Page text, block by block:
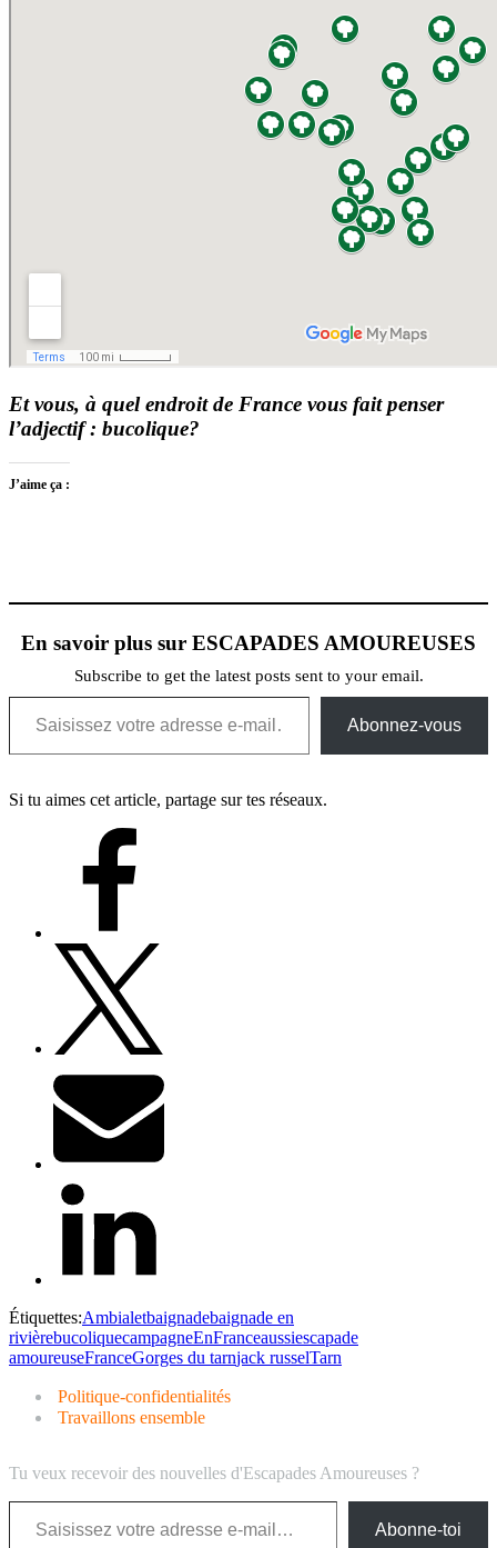
Et vous, à quel endroit de France vous fait penser
l’adjectif : bucolique?
J’aime ça :
En savoir plus sur ESCAPADES AMOUREUSES
Subscribe to get the latest posts sent to your email.
Saisissez votre adresse e-mail…
Abonnez-vous
Si tu aimes cet article, partage sur tes réseaux.
Étiquettes:Ambialetbaignadebaignade en
rivièrebucoliquecampagneEnFranceaussiescapade
amoureuseFranceGorges du tarnjack russelTarn
Politique-confidentialités
Travaillons ensemble
Tu veux recevoir des nouvelles d'Escapades Amoureuses ?
Saisissez votre adresse e-mail…
Abonne-toi